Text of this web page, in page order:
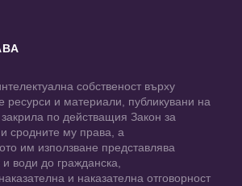
собственост върху
и материали, публикувани на
по действащия Закон за
сродните му права, а
им използване представлява
води до гражданска,
и наказателна отговорност